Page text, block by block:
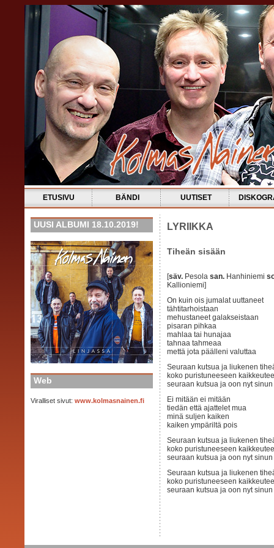
ETUSIVU BÄNDI UUTISET
UUSI ALBUMI 18.10.2019!
Web
Viralliset sivut: www.kolmasnainen.fi
LYRIIKKA
Tiheän sisään
[säv. Pesola san. Hanhiniemi
Kallioniemi]
On kuin ois jumalat uuttaneet
tähtitarhoistaan
mehustaneet galakseistaan
pisaran pihkaa
mahlaa tai hunajaa
tahnaa tahmeaa
mettä jota päälleni valuttaa
Seuraan kutsua ja liukenen
koko puristuneeseen
seuraan kutsua ja oon nyt
Ei mitään ei mitään
tiedän että ajattelet mua
minä suljen kaiken
kaiken ympäriltä pois
Seuraan kutsua ja liukenen
koko puristuneeseen
seuraan kutsua ja oon nyt
Seuraan kutsua ja liukenen
koko puristuneeseen
seuraan kutsua ja oon nyt